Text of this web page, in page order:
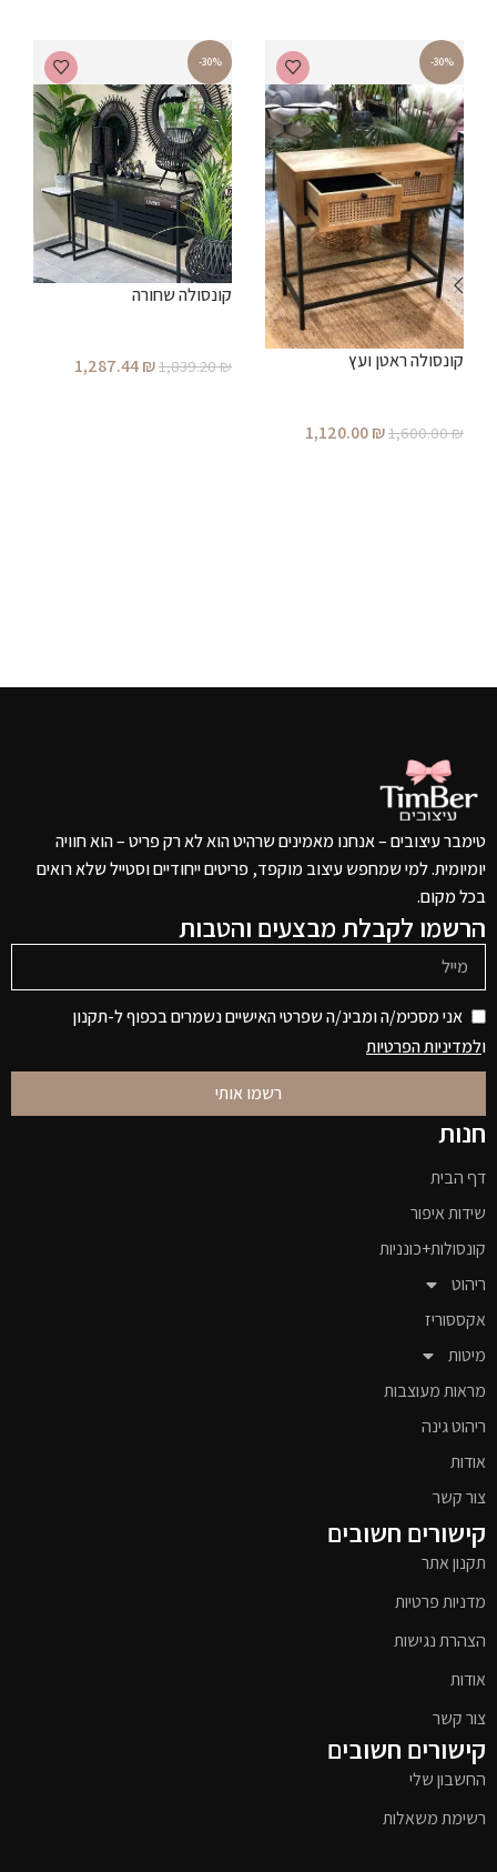
-30%
קונסולה ראטן ועץ
1,600.00₪
1,120.00₪
-30%
קונסולה שחורה
1,839.20₪
1,287.44₪
טימבר עיצובים – אנחנו מאמינים שרהיט הוא לא רק פריט – הוא חוויה
יומיומית. למי שמחפש עיצוב מוקפד, פריטים ייחודיים וסטייל שלא רואים
בכל מקום.
הרשמו לקבלת מבצעים והטבות
אני מסכימ/ה ומבינ/ה שפרטי האישיים נשמרים בכפוף ל-תקנון
ולמדיניות הפרטיות
רשמו אותי
חנות
דף הבית
שידות איפור
קונסולות+כונניות
ריהוט
אקססוריז
מיטות
מראות מעוצבות
ריהוט גינה
אודות
צור קשר
קישורים חשובים
תקנון אתר
מדניות פרטיות
הצהרת נגישות
אודות
צור קשר
קישורים חשובים
החשבון שלי
רשימת משאלות